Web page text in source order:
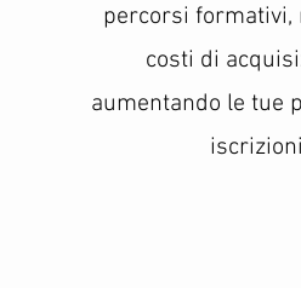
percorsi formativi,
costi di
aumentando le tue